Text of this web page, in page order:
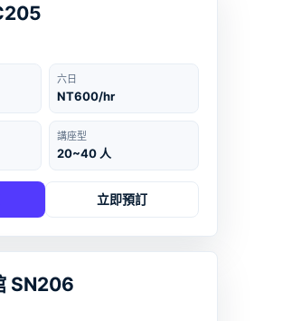
六日
NT600/hr
講座型
20~40 人
立即預訂
›
SN206